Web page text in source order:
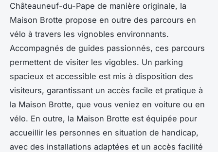
Châteauneuf-du-Pape de manière originale, la
Maison Brotte propose en outre des parcours en
vélo à travers les vignobles environnants.
Accompagnés de guides passionnés, ces parcours
permettent de visiter les vigobles. Un parking
spacieux et accessible est mis à disposition des
visiteurs, garantissant un accès facile et pratique à
la Maison Brotte, que vous veniez en voiture ou en
vélo. En outre, la Maison Brotte est équipée pour
accueillir les personnes en situation de handicap,
avec des installations adaptées et un accès facilité